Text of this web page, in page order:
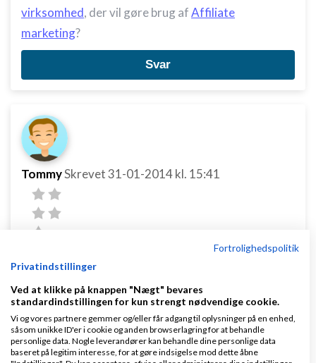
virksomhed, der vil gøre brug afAffiliate
marketing?
Svar
TommySkrevet31-01-2014kl. 15:41
Hvordan griber man det an, hvis man er en
virksomhed, der vil gøre brug af Affiliate
marketing?
Fortrolighedspolitik
Privatindstillinger
Ved at klikke på knappen "Nægt" bevares
standardindstillingen for kun strengt nødvendige cookie.
Vi og vores partnere gemmer og/eller får adgang til oplysninger på en enhed,
såsom unikke ID'er i cookie og anden browserlagring for at behandle
personlige data. Nogle leverandører kan behandle dine personlige data
baseret på legitim interesse, for at gøre indsigelse mod dette åbne